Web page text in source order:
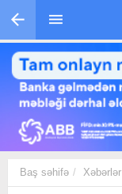
Skip to main content
Baş səhifə Xəbərlər